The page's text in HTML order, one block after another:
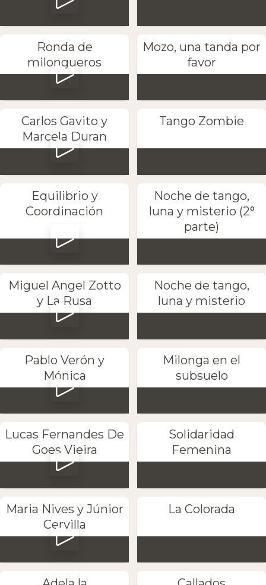
Ronda de
milongueros
Mozo, una tanda por
favor
Carlos Gavito y
Marcela Duran
Tango Zombie
Equilibrio y
Coordinación
Noche de tango,
luna y misterio (2°
parte)
Miguel Angel Zotto
y La Rusa
Noche de tango,
luna y misterio
Pablo Verón y
Mónica
Milonga en el
subsuelo
Lucas Fernandes De
Goes Vieira
Solidaridad
Femenina
Maria Nives y Júnior
Cervilla
La Colorada